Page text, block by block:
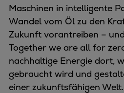
Maschinen in intelligente
Wandel vom Öl zu den
Zukunft vorantreiben –
Together we are all for
nachhaltige Energie dort,
gebraucht wird und
einer zukunftsfähigen Welt.